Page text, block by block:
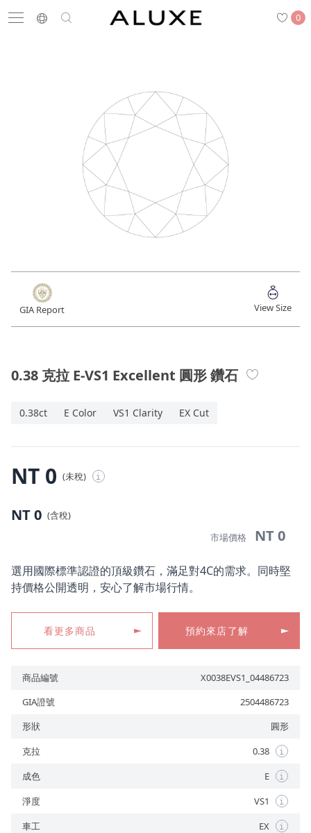
0
搜尋
結婚戒指
結婚戒指
珠寶鑽飾
關於ALUXE
最新消息
婚禮護照
GIA Report View Size
0.38 克拉 E-VS1 Excellent 圓形 鑽石
0.38ct E Color VS1 Clarity EX Cut
NT 0 (未稅) i
NT 0 (含稅)
市場價格
NT 0
選用國際標準認證的頂級鑽石，滿足對4C的需求。同時堅
持價格公開透明，安心了解市場行情。
看更多商品 預約來店了解
商品編號
X0038EVS1_04486723
GIA證號
2504486723
形狀
圓形
克拉
0.38 i
成色 E i
淨度 VS1 i
車工 EX i